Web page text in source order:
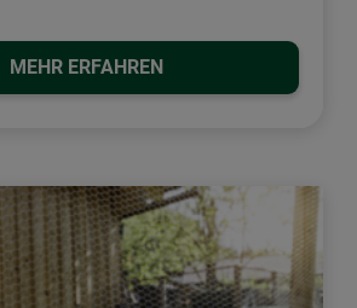
MEHR ERFAHREN